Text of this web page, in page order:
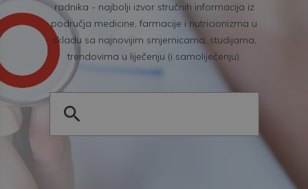
radnika - najbolji izvor stručnih informacija iz
područja medicine, farmacije i nutricionizma u
skladu sa najnovijim smjernicama, studijama,
trendovima u liječenju (i samoliječenju).